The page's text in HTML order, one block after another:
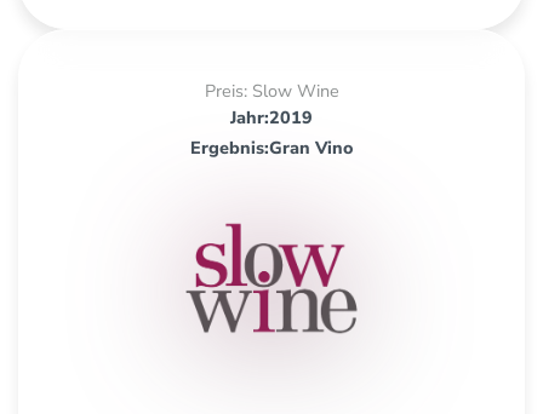
Preis: Slow Wine
Jahr:2019
Ergebnis:Gran Vino